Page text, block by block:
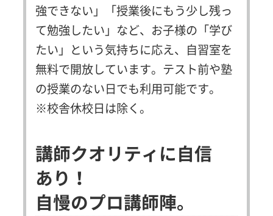
強できない」「授業後にもう少し残っ
て勉強したい」など、お子様の「学び
たい」という気持ちに応え、自習室を
無料で開放しています。テスト前や塾
の授業のない日でも利用可能です。
※校舎休校日は除く。
講師クオリティに自信
あり！
自慢のプロ講師陣。